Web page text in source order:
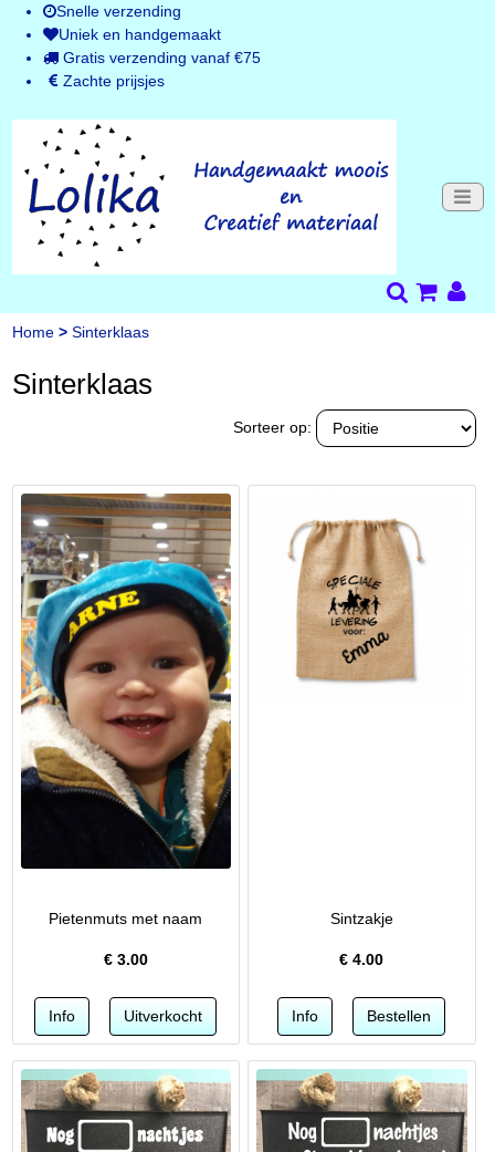
Snelle verzending
Uniek en handgemaakt
Gratis verzending vanaf €75
Zachte prijsjes
Home > Sinterklaas
Sinterklaas
Sorteer op:
Pietenmuts met naam
€ 3.00
Sintzakje
€4.00